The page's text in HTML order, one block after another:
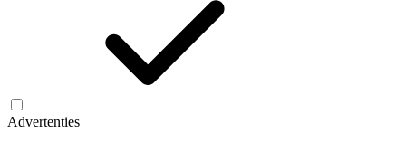
Advertenties